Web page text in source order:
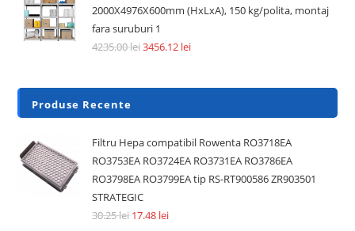
2000X4976X600mm (HxLxA), 150 kg/polita, montaj
fara suruburi 1
4235.00lei3456.12 lei
Produse Recente
Filtru Hepa compatibil Rowenta RO3718EA
RO3753EA RO3724EA RO3731EA RO3786EA
RO3798EA RO3799EA tip RS-RT900586 ZR903501
STRATEGIC
30.25lei 17.48 lei